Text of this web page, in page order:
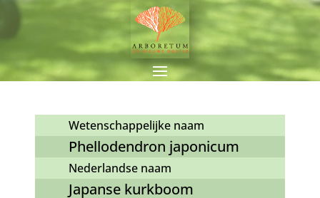
Wetenschappelijke naam
Phellodendron japonicum
Nederlandse naam
Japanse kurkboom